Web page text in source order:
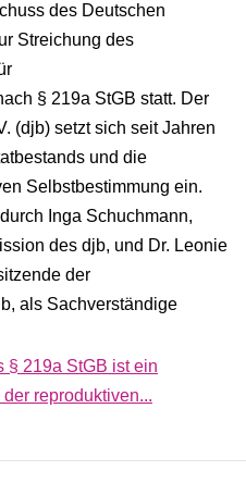
des Deutschen
Streichung des
§ 219a StGB statt. Der
(djb) setzt sich seit Jahren
und die
Selbstbestimmung ein.
Inga Schuchmann,
des djb, und Dr. Leonie
der
als Sachverständige
§ 219a StGB ist ein
reproduktiven...